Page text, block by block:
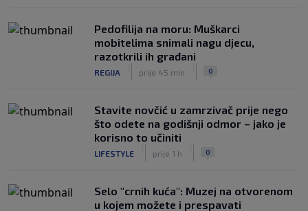
Pedofilija na moru: Muškarci
mobitelima snimali nagu djecu,
razotkrili ih građani
REGIJA prije 45 min 0
Stavite novčić u zamrzivač prije nego
što odete na godišnji odmor – jako je
korisno to učiniti
LIFESTYLE prije 1 h 0
Selo "crnih kuća": Muzej na otvorenom
u kojem možete i prespavati